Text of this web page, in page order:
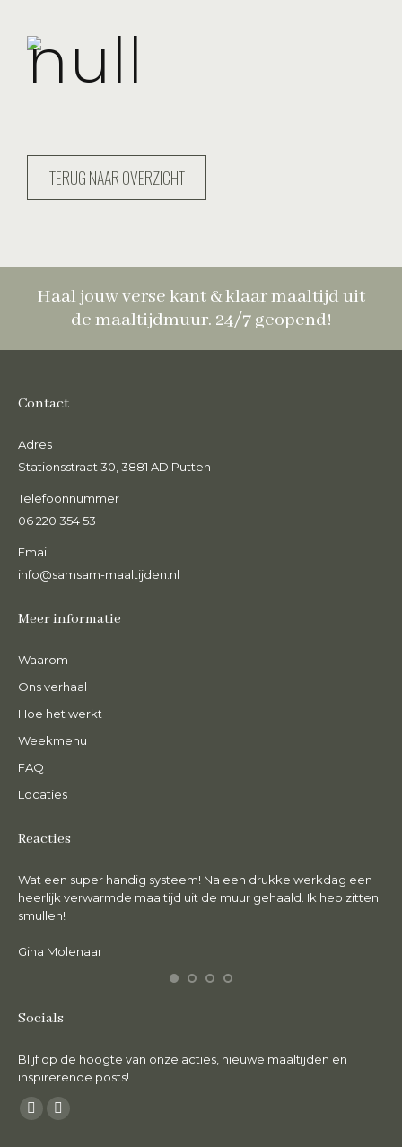
TERUG NAAR OVERZICHT
Haal jouw verse kant & klaar maaltijd uit
de maaltijdmuur. 24/7 geopend!
Contact
Adres
Stationsstraat 30, 3881 AD Putten
Telefoonnummer
06 220 354 53
Email
info@samsam-maaltijden.nl
Meer informatie
Waarom
Ons verhaal
Hoe het werkt
Weekmenu
FAQ
Locaties
Reacties
Wat een super handig systeem! Na een drukke werkdag een
heerlijk verwarmde maaltijd uit de muur gehaald. Ik heb zitten
smullen!
Gina Molenaar
Socials
Blijf op de hoogte van onze acties, nieuwe maaltijden en
inspirerende posts!
Vind ons op:
FacebookInstagram